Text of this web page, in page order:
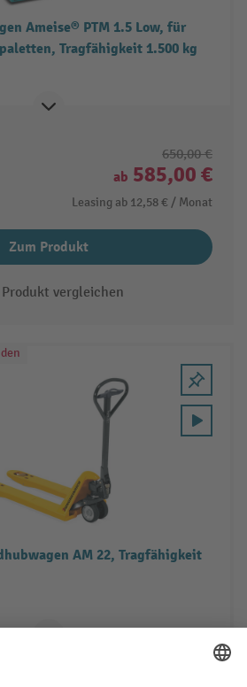
Ameise® PTM 1.5 Low, für
Tragfähigkeit 1.500 kg
650,00 €
ab 585,00 €
Leasing ab 12,58 € / Monat
Zum Produkt
Produkt vergleichen
AM 22, Tragfähigkeit